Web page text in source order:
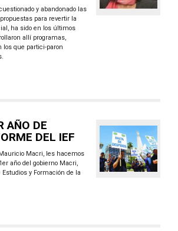
y abandonado las
para revertir la
ha sido en los últimos
allí programas,
los que partici-paron
AÑO DE
DEL IEF
Macri, les hacemos
año del gobierno Macri,
y Formación de la